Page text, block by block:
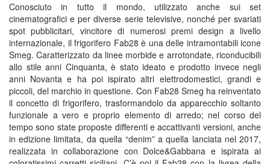
Conosciuto in tutto il mondo, utilizzato anche sui set
cinematografici e per diverse serie televisive, nonché per svariati
spot pubblicitari, vincitore di numerosi premi design a livello
internazionale, il frigorifero Fab28 è una delle intramontabili icone
Smeg. Caratterizzato da linee morbide e arrotondate, riconducibili
allo stile anni Cinquanta, è stato ideato e prodotto invece negli
anni Novanta e ha poi ispirato altri elettrodomestici, grandi e
piccoli, del marchio in questione. Con Fab28 Smeg ha reinventato
il concetto di frigorifero, trasformandolo da apparecchio soltanto
funzionale a vero e proprio elemento di arredo; nel corso del
tempo sono state proposte differenti e accattivanti versioni, anche
in edizione limitata, da quella “denim” a quella lanciata nel 2017,
realizzata in collaborazione con Dolce&Gabbana e ispirata ai